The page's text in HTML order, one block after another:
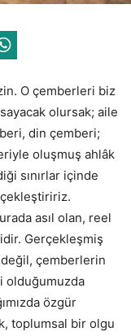
O çemberleri biz
sayacak olursak; aile
din çemberi;
oluşmuş ahlâk
sınırlar içinde
asıl olan, reel
Gerçekleşmiş
çemberlerin
olduğumuzda
özgür
toplumsal bir olgu